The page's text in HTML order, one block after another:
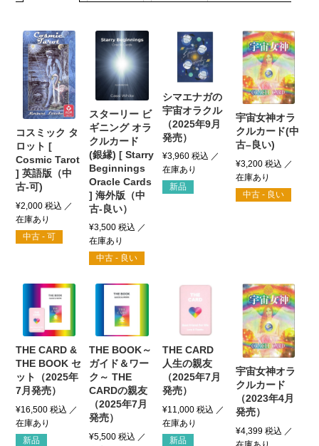
希少品
書籍
カード関連グッズ
コスミック タ
ロット [
Cosmic Tarot
] 英語版（中
古-可)
¥2,000 税込
中古 - 可
スターリー ビ
ギニング オラ
クルカード
(銀縁) [ Starry
Beginnings
Oracle Cards
] 海外版（中
古-良い）
¥3,500 税込
中古 - 良い
シマエナガの
宇宙オラクル
（2025年9月
発売）
¥3,960 税込
新品
宇宙女神オラ
クルカード(中
古–良い)
¥3,200税込
中古 - 良い
THE CARD &
THE BOOK セ
ット（2025年
7月発売）
¥16,500 税込
新品
THE BOOK～
ガイド＆ワー
ク～ THE
CARDの親友
（2025年7月
発売）
¥5,500 税込
THE CARD
人生の親友
（2025年7月
発売）
¥11,000 税込
新品
宇宙女神オラ
クルカード
（2023年4月
発売）
¥4,399税込